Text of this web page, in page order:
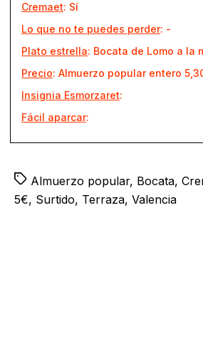
Cremaet: Sí
Lo que no te puedes perder: -
Plato estrella: Bocata de Lomo a la
Precio: Almuerzo popular entero
Insignia Esmorzaret:
Fácil aparcar:
TagsAlmuerzo popular, Bocata,
5€, Surtido, Terraza, Valencia